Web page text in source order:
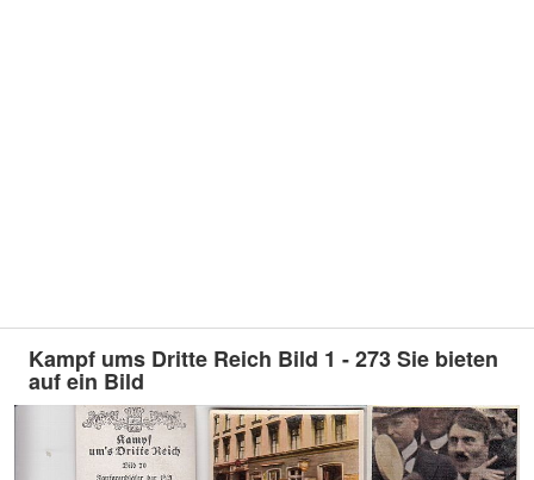
Kampf ums Dritte Reich Bild 1 - 273 Sie bieten
auf ein Bild